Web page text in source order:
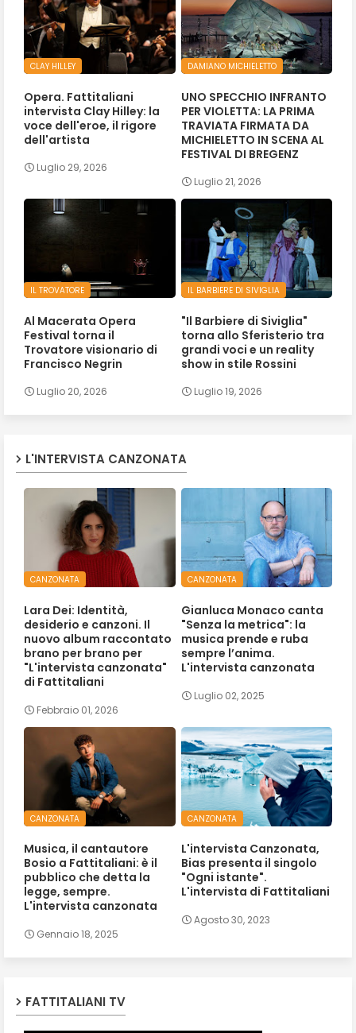
CLAY HILLEY
Opera. Fattitaliani
intervista Clay Hilley: la
voce dell'eroe, il rigore
dell'artista
Luglio 29, 2026
DAMIANO MICHIELETTO
UNO SPECCHIO INFRANTO
PER VIOLETTA: LA PRIMA
TRAVIATA FIRMATA DA
MICHIELETTO IN SCENA AL
FESTIVAL DI BREGENZ
Luglio 21, 2026
IL TROVATORE
Al Macerata Opera
Festival torna il
Trovatore visionario di
Francisco Negrin
Luglio 20, 2026
IL BARBIERE DI SIVIGLIA
"Il Barbiere di Siviglia"
torna allo Sferisterio tra
grandi voci e un reality
show in stile Rossini
Luglio 19, 2026
L'INTERVISTA CANZONATA
CANZONATA
Lara Dei: Identità,
desiderio e canzoni. Il
nuovo album raccontato
brano per brano per
"L'intervista canzonata"
di Fattitaliani
Febbraio 01, 2026
CANZONATA
Gianluca Monaco canta
"Senza la metrica": la
musica prende e ruba
sempre l’anima.
L'intervista canzonata
Luglio 02, 2025
CANZONATA
Musica, il cantautore
Bosio a Fattitaliani: è il
pubblico che detta la
legge, sempre.
L'intervista canzonata
Gennaio 18, 2025
CANZONATA
L'intervista Canzonata,
Bias presenta il singolo
"Ogni istante".
L'intervista di Fattitaliani
Agosto 30, 2023
FATTITALIANI TV